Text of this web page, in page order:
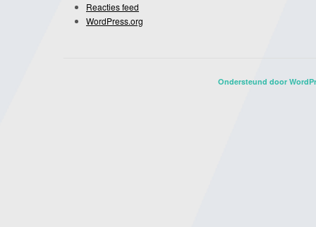
Reacties feed
WordPress.org
Ondersteund door